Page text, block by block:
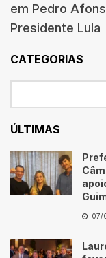
em Pedro
Presidente Lula
CATEGORIAS
ÚLTIMAS
07/